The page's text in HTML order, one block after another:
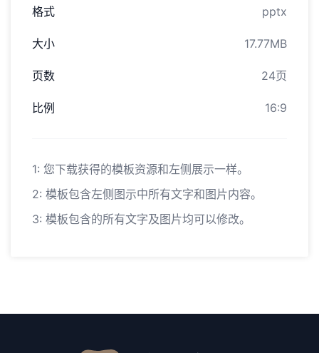
格式 pptx
大小 17.77MB
页数 24页
比例 16:9
1: 您下载获得的模板资源和左侧展示一样。
2: 模板包含左侧图示中所有文字和图片内容。
3: 模板包含的所有文字及图片均可以修改。